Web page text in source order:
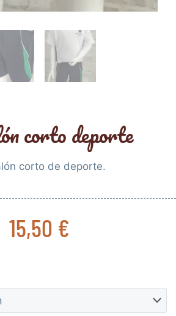
corto deporte
corto de deporte.
15,50 €